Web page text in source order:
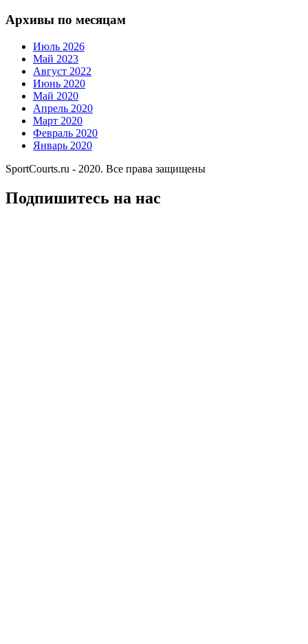
Архивы по месяцам
Июль 2026
Май 2023
Август 2022
Июнь 2020
Май 2020
Апрель 2020
Март 2020
Февраль 2020
Январь 2020
SportCourts.ru - 2020. Все права защищены
Подпишитесь на нас